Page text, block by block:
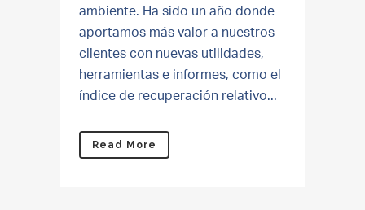
ambiente. Ha sido un año donde
aportamos más valor a nuestros
clientes con nuevas utilidades,
herramientas e informes, como el
índice de recuperación relativo...
Read More